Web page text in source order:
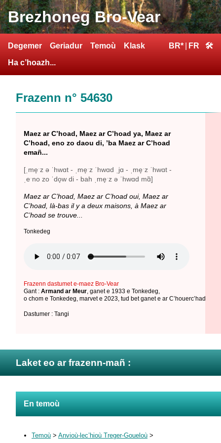
Brezhoneg Bro-Vear
Degemer Geriadur Temoù
Klask
Ha c’hoazh...
BR* FR 🛠
Frazenn n° 54630
Maez ar C’hoad, Maez ar C’hoad ya, Maez ar
C’hoad, eno zo daou di, ’ba Maez ar C’hoad
emañ...
[ˌme̞ˑz ə ˈhwɑt - ˌme̞ˑz ˈhwɑd ˌjɑ - ˌme̞ˑz ˈhwɑt -
ˌeˑno zo ˈdo̞w di - bah ˌme̞ˑz ə ˈhwɑd mɑ̃]
Maez ar C’hoad, Maez ar C’hoad oui, Maez ar
C’hoad, là-bas il y a deux maisons, à Maez ar
C’hoad se trouve...
Tonkedeg
Frazenn dastumet e-maez Bro-Vear
Gant : Armand ar Meur ganet e 1933 e Tonkedeg
o chom e Tonkedeg marvet e 2023 tud bet ganet e ar C’houerc’had /
Dastumer : Tangi
Laket eo ar frazenn-mañ :
En temoù
Temoù > Anvioù-lec’hioù Treger-Goueloù >